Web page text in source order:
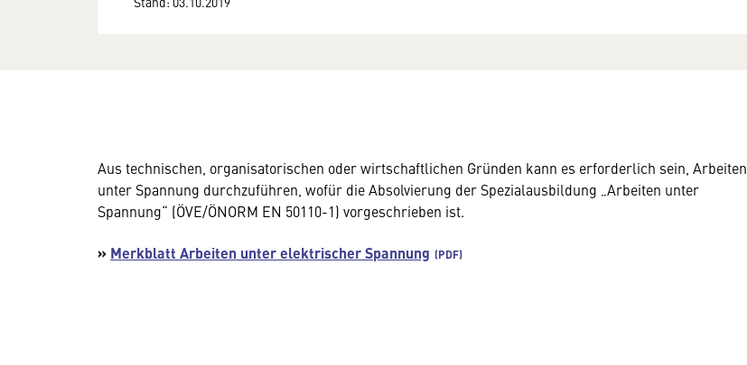
Aus technischen, organisatorischen oder wirtschaftlichen Gründen kann es erforderlich sein, Arbeiten
unter Spannung durchzuführen, wofür die Absolvierung der Spezialausbildung „Arbeiten unter
Spannung“ (ÖVE/ÖNORM EN 50110-1) vorgeschrieben ist.
» Merkblatt Arbeiten unter elektrischer Spannung